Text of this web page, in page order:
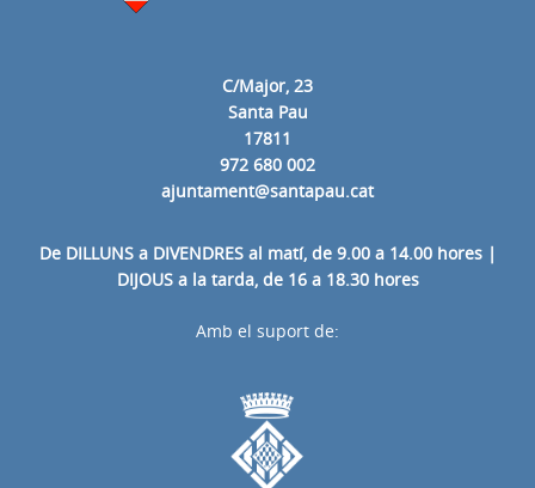
C/Major, 23
Santa Pau
17811
972 680 002
ajuntament@santapau.cat
De DILLUNS a DIVENDRES al matí, de 9.00 a 14.00 hores |
DIJOUS a la tarda, de 16 a 18.30 hores
Amb el suport de: